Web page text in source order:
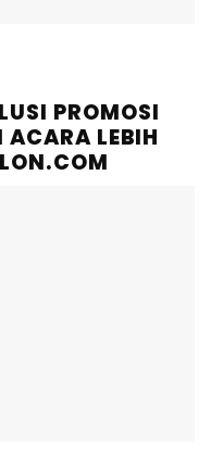
PROMOSI
ACARA LEBIH